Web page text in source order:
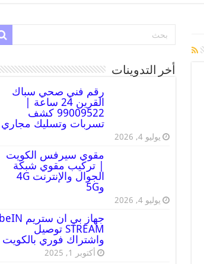
أخر التدوينات
رقم فني صحي سباك
القرين 24 ساعة |
99009522 كشف
تسربات وتسليك مجاري
يوليو 4, 2026
مقوي سيرفس الكويت
| تركيب مقوي شبكة
الجوال والإنترنت 4G
و5G
يوليو 4, 2026
جهاز بي ان ستريم beIN
STREAM توصيل
واشتراك فوري بالكويت
أكتوبر 1, 2025